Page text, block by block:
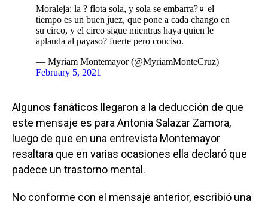
Moraleja: la ? flota sola, y sola se embarra?‍♀️ el
tiempo es un buen juez, que pone a cada chango en
su circo, y el circo sigue mientras haya quien le
aplauda al payaso? fuerte pero conciso.
— Myriam Montemayor (@MyriamMonteCruz)
February 5, 2021
Algunos fanáticos llegaron a la deducción de que
este mensaje es para Antonia Salazar Zamora,
luego de que en una entrevista Montemayor
resaltara que en varias ocasiones ella declaró que
padece un trastorno mental.
No conforme con el mensaje anterior, escribió una